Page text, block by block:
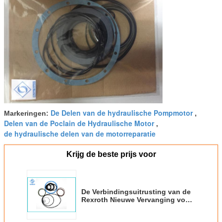
Markeringen: De Delen van de hydraulische Pompmotor,
Delen van de Poclain de Hydraulische Motor,
de hydraulische delen van de motorreparatie
Krijg de beste prijs voor
De Verbindingsuitrusting van de
Rexroth Nieuwe Vervanging voor